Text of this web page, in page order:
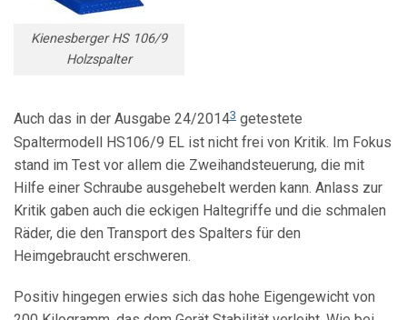
Kienesberger HS 106/9
Holzspalter
Auch das in der Ausgabe 24/20143 getestete
Spaltermodell HS106/9 EL ist nicht frei von Kritik. Im Fokus
stand im Test vor allem die Zweihandsteuerung, die mit
Hilfe einer Schraube ausgehebelt werden kann. Anlass zur
Kritik gaben auch die eckigen Haltegriffe und die schmalen
Räder, die den Transport des Spalters für den
Heimgebraucht erschweren.
Positiv hingegen erwies sich das hohe Eigengewicht von